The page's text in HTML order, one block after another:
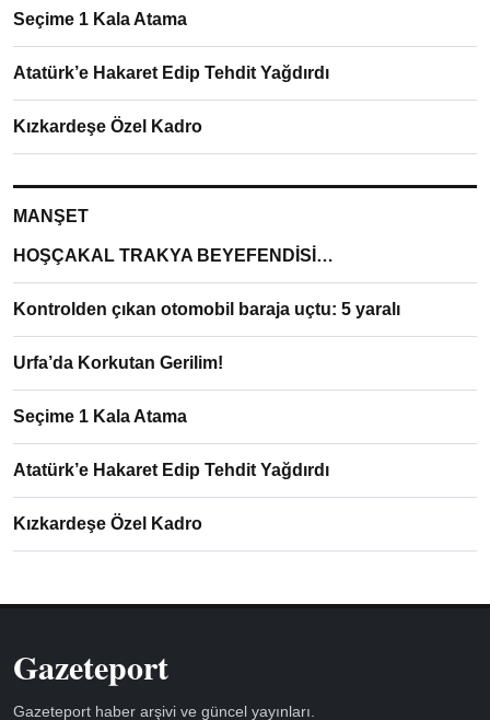
Seçime 1 Kala Atama
Atatürk’e Hakaret Edip Tehdit Yağdırdı
Kızkardeşe Özel Kadro
MANŞET
HOŞÇAKAL TRAKYA BEYEFENDİSİ…
Kontrolden çıkan otomobil baraja uçtu: 5 yaralı
Urfa’da Korkutan Gerilim!
Seçime 1 Kala Atama
Atatürk’e Hakaret Edip Tehdit Yağdırdı
Kızkardeşe Özel Kadro
Gazeteport
Gazeteport haber arşivi ve güncel yayınları.